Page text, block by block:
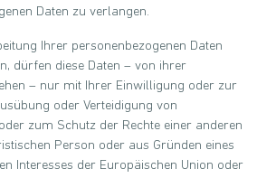
Daten zu verlangen.
Ihrer personenbezogenen Daten
dürfen diese Daten – von ihrer
– nur mit Ihrer Einwilligung oder zur
oder Verteidigung von
zum Schutz der Rechte einer anderen
Person oder aus Gründen eines
Interesses der Europäischen Union oder